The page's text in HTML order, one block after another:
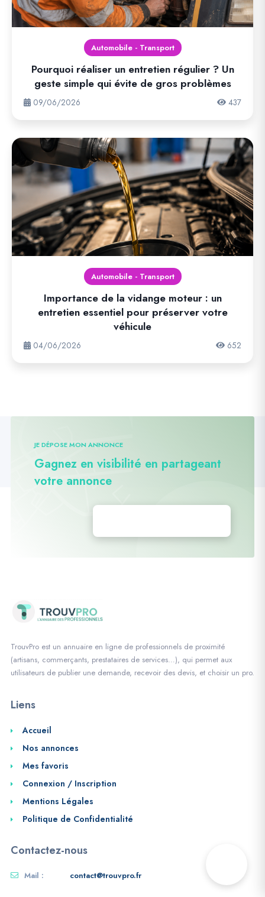
Automobile - Transport
Pourquoi réaliser un entretien régulier ? Un
geste simple qui évite de gros problèmes
09/06/2026 437
Automobile - Transport
Importance de la vidange moteur : un
entretien essentiel pour préserver votre
véhicule
04/06/2026 652
JE DÉPOSE MON ANNONCE
Gagnez en visibilité en partageant
votre annonce
TrouvPro est un annuaire en ligne de professionnels de proximité
(artisans, commerçants, prestataires de services…), qui permet aux
utilisateurs de publier une demande, recevoir des devis, et choisir un pro.
Liens
Accueil
Nos annonces
Mes favoris
Connexion / Inscription
Mentions Légales
Politique de Confidentialité
Contactez-nous
Mail : contact@trouvpro.fr